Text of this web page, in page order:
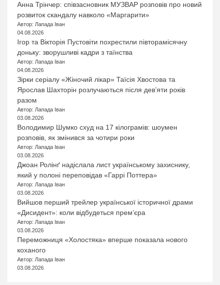
Анна Трінчер: співзасновник МУЗВАР розповів про новий
розвиток скандалу навколо «Маргарити»
Автор: Лапада Іван
04.08.2026
Ігор та Вікторія Пустовіти похрестили півторамісячну
доньку: зворушливі кадри з таїнства
Автор: Лапада Іван
04.08.2026
Зірки серіалу «Жіночий лікар» Таїсія Хвостова та
Ярослав Шахторін розлучаються після дев’яти років
разом
Автор: Лапада Іван
03.08.2026
Володимир Шумко схуд на 17 кілограмів: шоумен
розповів, як змінився за чотири роки
Автор: Лапада Іван
03.08.2026
Джоан Ролінґ надіслала лист українському захиснику,
який у полоні переповідав «Гаррі Поттера»
Автор: Лапада Іван
03.08.2026
Вийшов перший трейлер української історичної драми
«Дисидент»: коли відбудеться прем’єра
Автор: Лапада Іван
03.08.2026
Переможниця «Холостяка» вперше показала нового
коханого
Автор: Лапада Іван
03.08.2026